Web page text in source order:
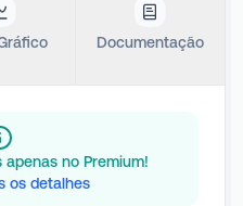
Documentação
apenas no Premium!
os detalhes